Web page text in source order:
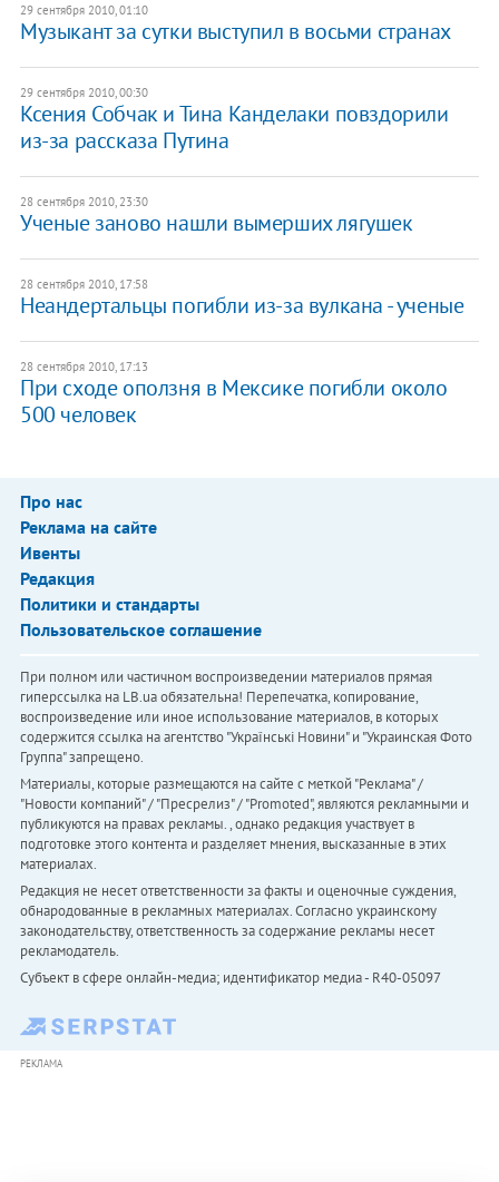
29 сентября 2010, 01:10
Музыкант за сутки выступил в восьми странах
29 сентября 2010, 00:30
Ксения Собчак и Тина Канделаки повздорили
из-за рассказа Путина
28 сентября 2010, 23:30
Ученые заново нашли вымерших лягушек
28 сентября 2010, 17:58
Неандертальцы погибли из-за вулкана - ученые
28 сентября 2010, 17:13
При сходе оползня в Мексике погибли около
500 человек
Про нас
Реклама на сайте
Ивенты
Редакция
Политики и стандарты
Пользовательское соглашение
При полном или частичном воспроизведении материалов прямая
гиперссылка на LB.ua обязательна! Перепечатка, копирование,
воспроизведение или иное использование материалов, в которых
содержится ссылка на агентство "Українськi Новини" и "Украинская Фото
Группа" запрещено.
Материалы, которые размещаются на сайте с меткой "Реклама" /
"Новости компаний" / "Пресрелиз" / "Promoted", являются рекламными и
публикуются на правах рекламы. , однако редакция участвует в
подготовке этого контента и разделяет мнения, высказанные в этих
материалах.
Редакция не несет ответственности за факты и оценочные суждения,
обнародованные в рекламных материалах. Согласно украинскому
законодательству, ответственность за содержание рекламы несет
рекламодатель.
Субъект в сфере онлайн-медиа; идентификатор медиа - R40-05097
РЕКЛАМА